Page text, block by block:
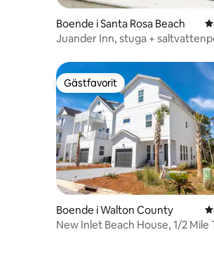
Boende i Santa Rosa Beach
Juander Inn, stuga +
Gästfavorit
Gästfavorit
Boende i Walton County
New Inlet Beach House, 1/2 Mile